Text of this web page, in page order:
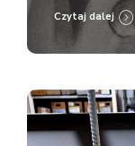
Czytaj dalej